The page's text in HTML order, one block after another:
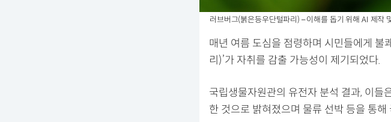
러브버그(붉은등우단털파리) – 이해를 돕기 위해 AI 제작
매년 여름 도심을 점령하며 시민들에게 불
리)’가 자취를 감출 가능성이 제기되었다.
국립생물자원관의 유전자 분석 결과, 이들
한 것으로 밝혀졌으며 물류 선박 등을 통